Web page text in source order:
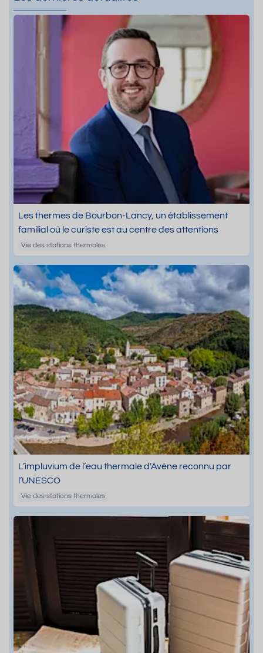
Les thermes de Bourbon-Lancy, un établissement
familial où le curiste est au centre des attentions
Vie des stations thermales
L’impluvium de l’eau thermale d’Avène reconnu par
l’UNESCO
Vie des stations thermales